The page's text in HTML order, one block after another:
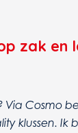
zak en
Via Cosmo
klussen. Ik